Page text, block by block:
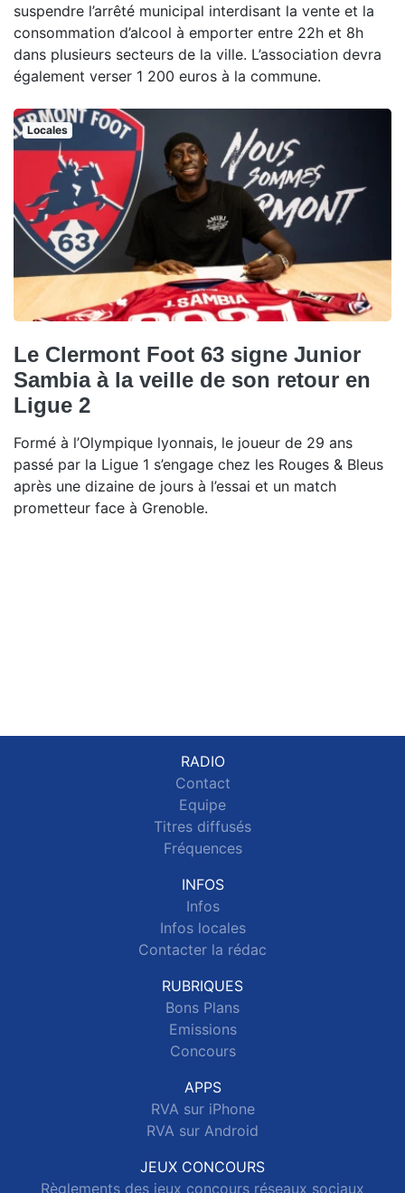
suspendre l’arrêté municipal interdisant la vente et la
consommation d’alcool à emporter entre 22h et 8h
dans plusieurs secteurs de la ville. L’association devra
également verser 1 200 euros à la commune.
Locales
Le Clermont Foot 63 signe Junior
Sambia à la veille de son retour en
Ligue 2
Formé à l’Olympique lyonnais, le joueur de 29 ans
passé par la Ligue 1 s’engage chez les Rouges & Bleus
après une dizaine de jours à l’essai et un match
prometteur face à Grenoble.
RADIO
Contact
Equipe
Titres diffusés
Fréquences
INFOS
Infos
Infos locales
Contacter la rédac
RUBRIQUES
Bons Plans
Emissions
Concours
APPS
RVA sur iPhone
RVA sur Android
JEUX CONCOURS
Règlements des jeux concours réseaux sociaux